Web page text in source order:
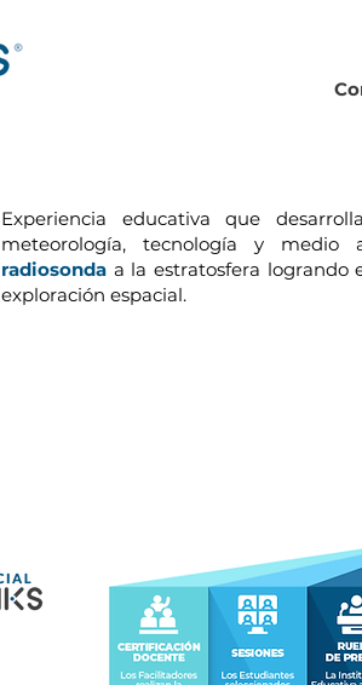
Experiencia educativa que
meteorología, tecnología y
radiosonda a la estratosfera logrando
exploración espacial.